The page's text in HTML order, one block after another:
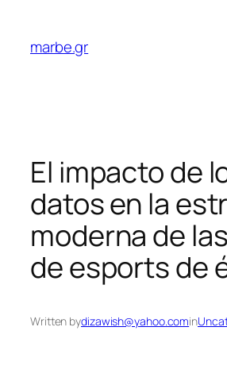
content
marbe.gr
El impacto de
datos en la
moderna de
de esports de
Written bydizawish@yahoo.comin